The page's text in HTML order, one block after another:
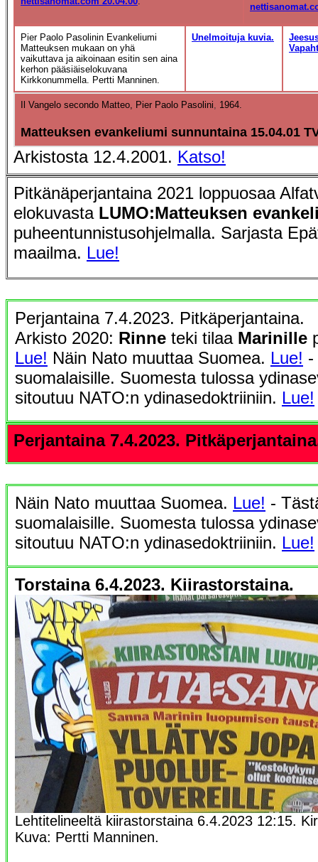
Pier Paolo Pasolinin Evankeliumi
Matteuksen mukaan on yhä
vaikuttava ja aikoinaan esitin sen aina
kerhon pääsiäiselokuvana
Kirkkonummella. Pertti Manninen.
Unelmoituja kuvia.
Il Vangelo secondo Matteo, Pier Paolo Pasolini 1964.
Matteuksen evankeliumi sunnuntaina 15.04.01
Arkistosta 12.4.2001. Katso!
Pitkänäperjantaina 2021 loppuosaa
elokuvasta LUMO:Matteuksen
puheentunnistusohjelmalla. Sarjasta
maailma. Lue!
Perjantaina 7.4.2023. Pitkäperjantaina.
Arkisto 2020: Rinne teki tilaa Marinille
Lue! Näin Nato muuttaa Suomea. Lue! -
suomalaisille. Suomesta tulossa
sitoutuu NATO:n ydinasedoktriiniin. Lue!
Perjantaina 7.4.2023.
Näin Nato muuttaa Suomea. Lue! -
suomalaisille. Suomesta tulossa
sitoutuu NATO:n ydinasedoktriiniin. Lue!
Torstaina 6.4.2023. Kiirastorstaina.
Lehtitelineeltä kiirastorstaina 6.4.2023 12:15.
Kuva: Pertti Manninen.